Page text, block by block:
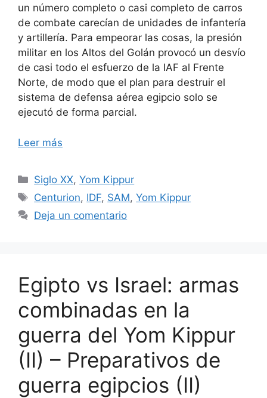
un número completo o casi completo de carros
de combate carecían de unidades de infantería
y artillería. Para empeorar las cosas, la presión
militar en los Altos del Golán provocó un desvío
de casi todo el esfuerzo de la IAF al Frente
Norte, de modo que el plan para destruir el
sistema de defensa aérea egipcio solo se
ejecutó de forma parcial.
Leer más
Categorías
Siglo XX,Yom Kippur
Etiquetas
Centurion, IDF, SAM,Yom Kippur
Deja un comentario
Egipto vs Israel: armas
combinadas en la
guerra del Yom Kippur
(II) – Preparativos de
guerra egipcios (II)